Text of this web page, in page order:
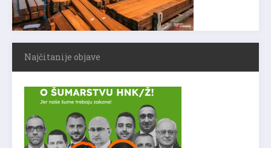
Najčitanije objave